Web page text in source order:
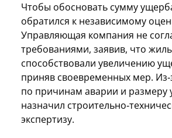
Чтобы обосновать сумму
обратился к независимому
Управляющая компания не
требованиями, заявив, что
способствовали увеличению
приняв своевременных мер.
по причинам аварии и размеру
назначил
экспертизу.